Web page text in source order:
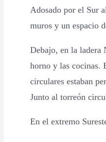
Adosado por el Sur
muros y un espacio
Debajo, en la ladera
horno y las cocinas.
circulares estaban
Junto al torreón
En el extremo